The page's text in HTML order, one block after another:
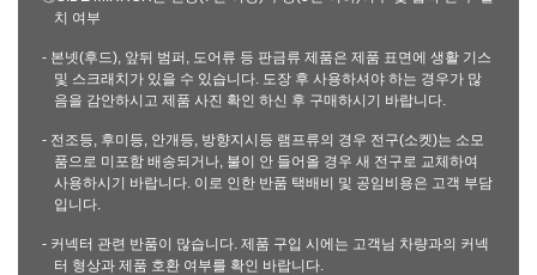
치 여부
- 본넷(후드), 앞뒤 범퍼, 도어류 등 판금류 제품은 제품 표면에 생활 기스
및 스크래치가 있을 수 있습니다. 도장 후 사용하셔야 하는 경우가 많
음을 감안하시고 제품 사진 확인 하신 후 구매하시기 바랍니다.
- 전조등, 후미등, 안개등, 방향지시등 램프류의 경우 전구(소켓)는 소모
품으로 미포함 배송되거나, 불이 안 들어올 경우 새 전구로 교체하여
사용하시기 바랍니다. 이로 인한 반품 택배비 및 공임비용은 고객 부담
입니다.
- 커넥터 관련 반품이 많습니다. 제품 구입 시에는 고객님 차량과의 커넥
터 형상과 제품 호환 여부를 확인 바랍니다.